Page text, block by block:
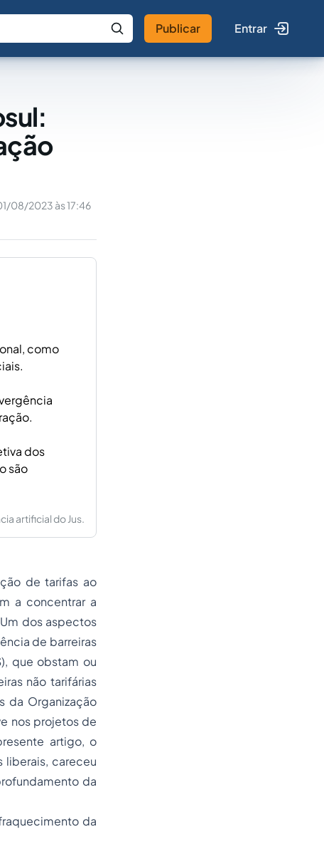
IA Buscar no Jus
Publicar Entrar
08/2023 às 17:46
como
dos
são
artificial do Jus.
de tarifas ao
a concentrar a
dos aspectos
de barreiras
que obstam ou
não tarifárias
da Organização
nos projetos de
artigo, o
liberais, careceu
da
da